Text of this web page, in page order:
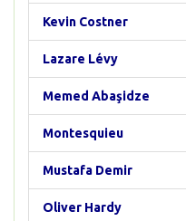
Kevin Costner
Lazare Lévy
Memed Abaşidze
Montesquieu
Mustafa Demir
Oliver Hardy